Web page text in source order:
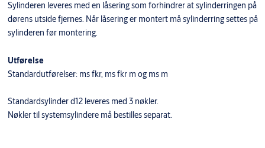
Sylinderen leveres med en låsering som forhindrer at sylinderringen på
dørens utside fjernes. Når låsering er montert må sylinderring settes på
sylinderen før montering.
Utførelse
Standardutførelser: ms fkr, ms fkr m og ms m
Standardsylinder d12 leveres med 3 nøkler.
Nøkler til systemsylindere må bestilles separat.